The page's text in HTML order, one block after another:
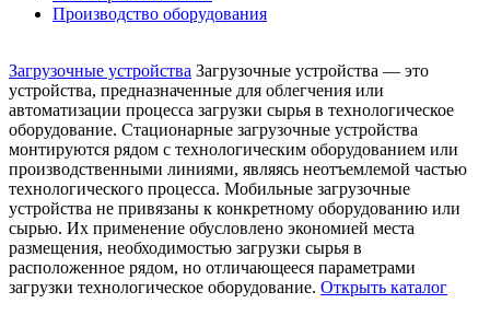
Производство оборудования
Загрузочные устройства Загрузочные устройства — это
устройства, предназначенные для облегчения или
автоматизации процесса загрузки сырья в технологическое
оборудование. Стационарные загрузочные устройства
монтируются рядом с технологическим оборудованием или
производственными линиями, являясь неотъемлемой частью
технологического процесса. Мобильные загрузочные
устройства не привязаны к конкретному оборудованию или
сырью. Их применение обусловлено экономией места
размещения, необходимостью загрузки сырья в
расположенное рядом, но отличающееся параметрами
загрузки технологическое оборудование. Открыть каталог